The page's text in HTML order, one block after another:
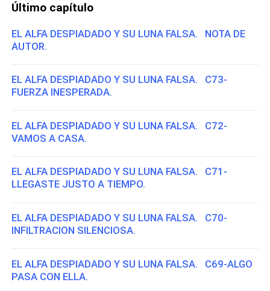
Último capítulo
EL ALFA DESPIADADO Y SU LUNA FALSA. NOTA DE
AUTOR.
EL ALFA DESPIADADO Y SU LUNA FALSA. C73-
FUERZA INESPERADA.
EL ALFA DESPIADADO Y SU LUNA FALSA. C72-
VAMOS A CASA.
EL ALFA DESPIADADO Y SU LUNA FALSA. C71-
LLEGASTE JUSTO A TIEMPO.
EL ALFA DESPIADADO Y SU LUNA FALSA. C70-
INFILTRACION SILENCIOSA.
EL ALFA DESPIADADO Y SU LUNA FALSA. C69-ALGO
PASA CON ELLA.